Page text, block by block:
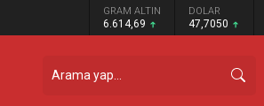
GRAM ALTIN
6.614,69
DOLAR
47,7050